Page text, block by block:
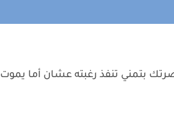
بتمني تنفذ رغبته عشان أما يموت